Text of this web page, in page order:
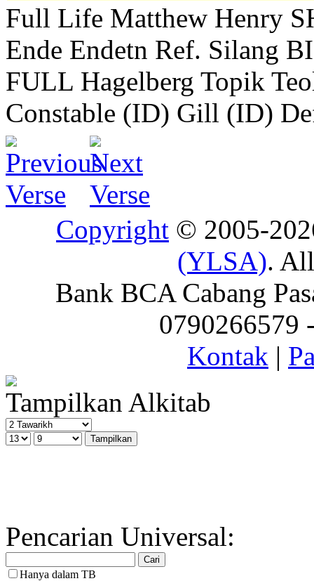
Full Life Matthew Henry
Ende Endetn Ref. Silang
FULL Hagelberg Topik
Constable (ID) Gill (ID)
Copyright © 2005-
(YLSA).
Bank BCA Cabang
0790266579
Kontak |
Tampilkan Alkitab
Pencarian Universal:
Hanya dalam TB